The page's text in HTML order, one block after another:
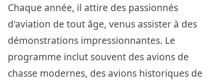
Chaque année, il attire des passionnés
d'aviation de tout âge, venus assister à des
démonstrations impressionnantes. Le
programme inclut souvent des avions de
chasse modernes, des avions historiques de